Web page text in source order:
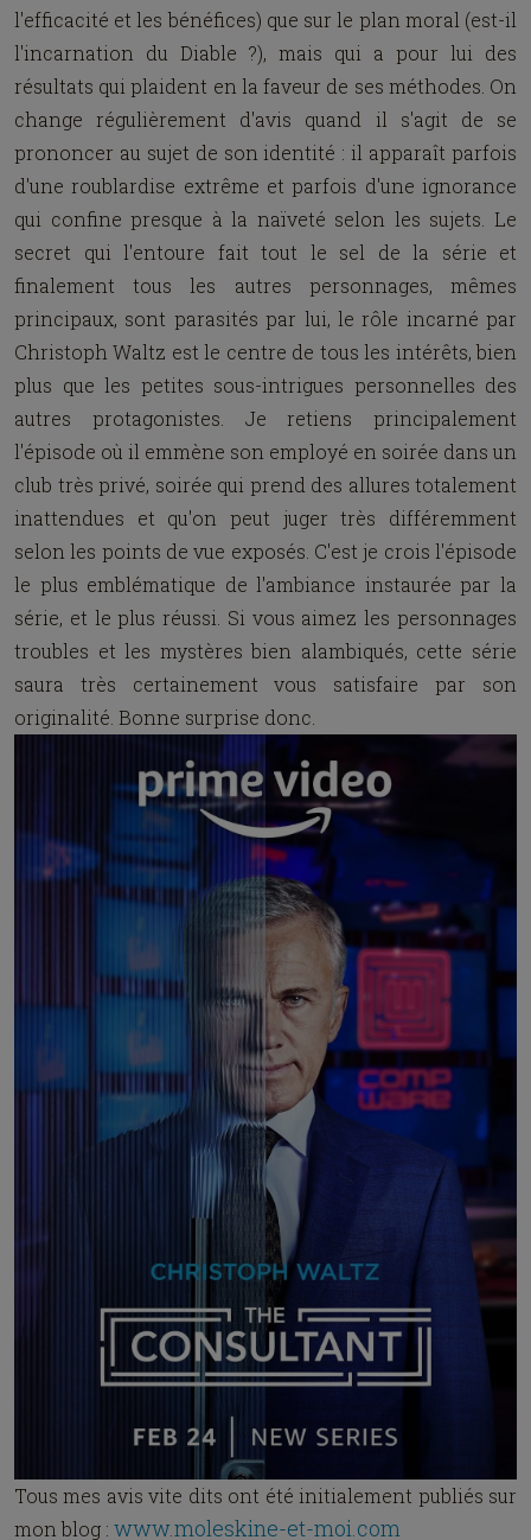
l'efficacité et les bénéfices) que sur le plan moral (est-il
l'incarnation du Diable ?), mais qui a pour lui des
résultats qui plaident en la faveur de ses méthodes. On
change régulièrement d'avis quand il s'agit de se
prononcer au sujet de son identité : il apparaît parfois
d'une roublardise extrême et parfois d'une ignorance
qui confine presque à la naïveté selon les sujets. Le
secret qui l'entoure fait tout le sel de la série et
finalement tous les autres personnages, mêmes
principaux, sont parasités par lui, le rôle incarné par
Christoph Waltz est le centre de tous les intérêts, bien
plus que les petites sous-intrigues personnelles des
autres protagonistes. Je retiens principalement
l'épisode où il emmène son employé en soirée dans un
club très privé, soirée qui prend des allures totalement
inattendues et qu'on peut juger très différemment
selon les points de vue exposés. C'est je crois l'épisode
le plus emblématique de l'ambiance instaurée par la
série, et le plus réussi. Si vous aimez les personnages
troubles et les mystères bien alambiqués, cette série
saura très certainement vous satisfaire par son
originalité. Bonne surprise donc.
Tous mes avis vite dits ont été initialement publiés sur
mon blog : www.moleskine-et-moi.com